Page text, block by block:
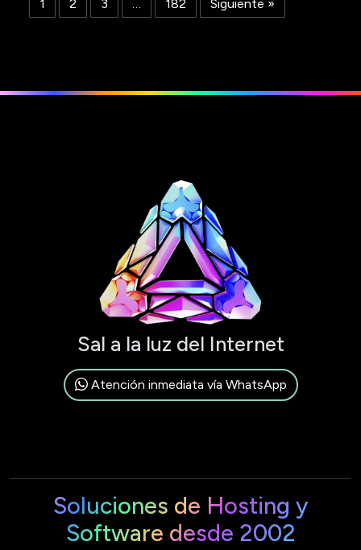
1 2 3 … 182 Siguiente »
Sal a la luz del Internet
Atención inmediata vía WhatsApp
Soluciones de Hosting y
Software desde 2002